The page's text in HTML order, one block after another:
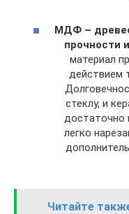
МДФ –
прочности
материал
действием
стеклу, и
достаточно
легко
Читайте